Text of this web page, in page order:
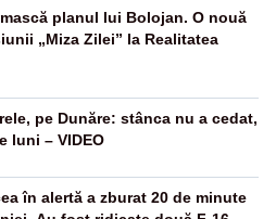
planul lui Bolojan. O nouă
„Miza Zilei” la Realitatea
pe Dunăre: stânca nu a cedat,
luni – VIDEO
în alertă a zburat 20 de minute